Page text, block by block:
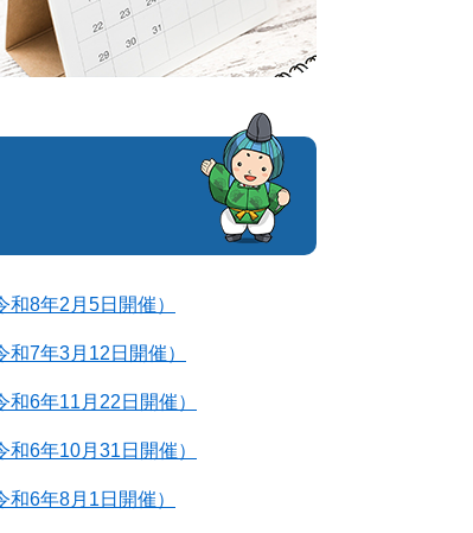
8年2月5日開催）
7年3月12日開催）
6年11月22日開催）
6年10月31日開催）
6年8月1日開催）